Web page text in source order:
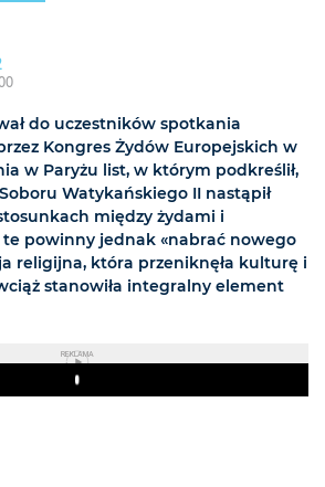
do uczestników spotkania
Kongres Żydów Europejskich w
w Paryżu list, w którym podkreślił,
Watykańskiego II nastąpił
między żydami i
powinny jednak «nabrać nowego
religijna, która przeniknęła kulturę i
stanowiła integralny element
REKLAMA
Play